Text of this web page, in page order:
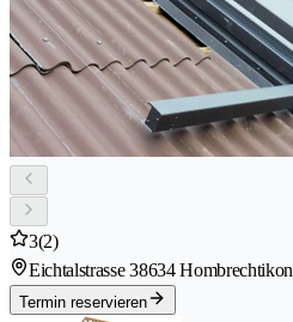
3(2)
Eichtalstrasse 38634 Hombrechtikon
Termin reservieren